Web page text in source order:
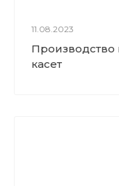
11.08.2023
Производство
касет